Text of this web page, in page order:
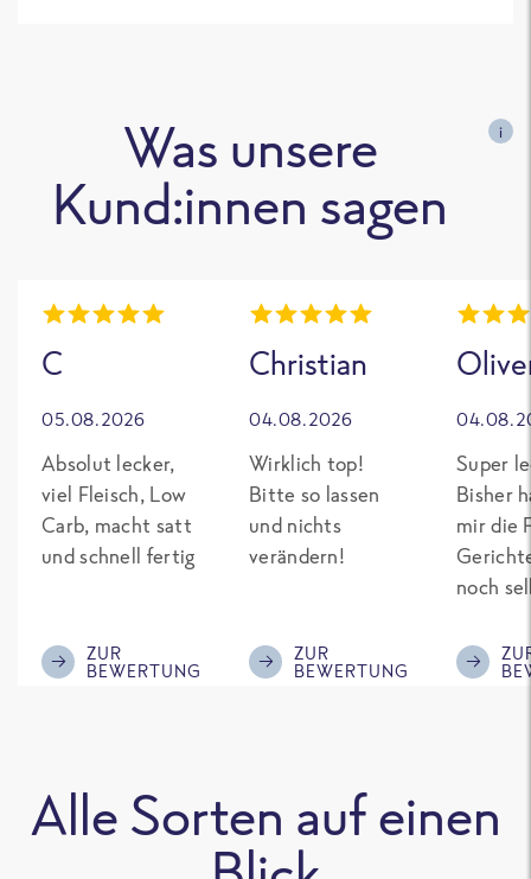
Was unsere
Kund:innen sagen
i
C
05.08.2026
Absolut lecker,
viel Fleisch, Low
Carb, macht satt
und schnell fertig
ZUR
BEWERTUNG
Christian
04.08.2026
Wirklich top!
Bitte so lassen
und nichts
verändern!
ZUR
BEWERTUNG
Super
Bisher
mir die
noch
Eiweiß.
was
Alle Sorten auf einen